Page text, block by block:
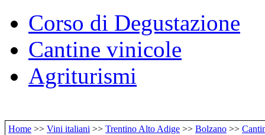
Corso di Degustazione
Cantine vinicole
Agriturismi
Home >> Vini italiani >> Trentino Alto Adige >> Bolzano >>